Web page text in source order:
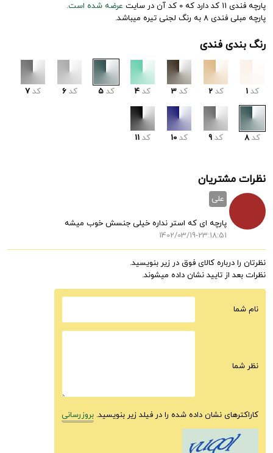
پارچه فندی 11 کد دارد که 0 کد آن در سایت
عرضه شده است.
پارچه مبلی فندی 8 به رنگ لجنی تیره میباشد.
رنگ بندی فندی
کد 1 کد 2 کد 3 کد 4 کد 5 کد 6 کد 7
کد 8 کد 9 کد 10 کد 11
نظرات مشتریان
علی
پارچه ای که استر نداره خیلی جنسش خوب میشه
1402/03/19-23:18:51
نظرتان را درباره کالای فوق در زیر بنویسید.
نظرات بعد از تایید نشان داده میشوند.
نام شما
نظر شما
کاراکترهای نشان داده شده را در فیلد زیر بنویسید. بروزرسانی